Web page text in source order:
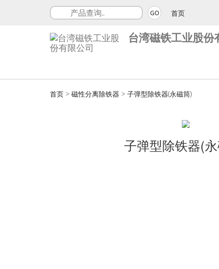
GO 首页
台湾磁铁工业股份
首页 > 磁性分离除铁器 > 子弹型除铁器(永磁筒)
子弹型除铁器(